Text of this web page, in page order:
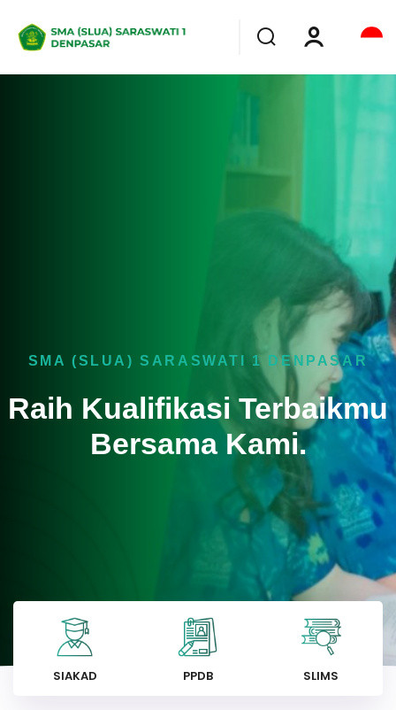
SMA (SLUA) SARASWATI 1 DENPASAR
Raih Kualifikasi Terbaikmu
Bersama Kami.
SIAKAD PPDB SLIMS